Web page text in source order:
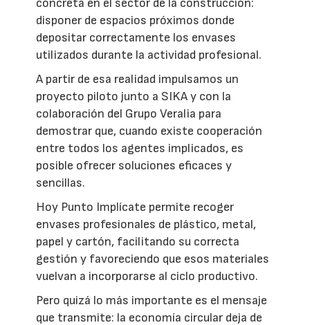
concreta en el sector de la construcción:
disponer de espacios próximos donde
depositar correctamente los envases
utilizados durante la actividad profesional.
A partir de esa realidad impulsamos un
proyecto piloto junto a SIKA y con la
colaboración del Grupo Veralia para
demostrar que, cuando existe cooperación
entre todos los agentes implicados, es
posible ofrecer soluciones eficaces y
sencillas.
Hoy Punto Implícate permite recoger
envases profesionales de plástico, metal,
papel y cartón, facilitando su correcta
gestión y favoreciendo que esos materiales
vuelvan a incorporarse al ciclo productivo.
Pero quizá lo más importante es el mensaje
que transmite: la economía circular deja de